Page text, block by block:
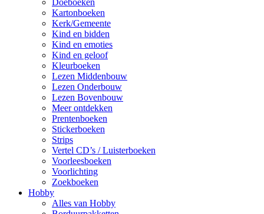
Doeboeken
Kartonboeken
Kerk/Gemeente
Kind en bidden
Kind en emoties
Kind en geloof
Kleurboeken
Lezen Middenbouw
Lezen Onderbouw
Lezen Bovenbouw
Meer ontdekken
Prentenboeken
Stickerboeken
Strips
Vertel CD’s / Luisterboeken
Voorleesboeken
Voorlichting
Zoekboeken
Hobby
Alles van Hobby